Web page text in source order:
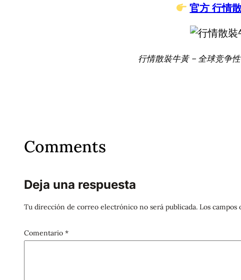
官方 行情
行情散裝牛黃 – 全球竞争
Comments
Deja una respuesta
Tu dirección de correo electrónico no será publicada. Los campos
Comentario *